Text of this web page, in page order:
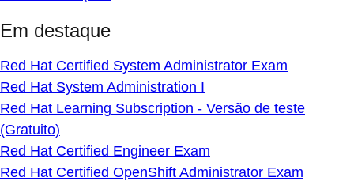
Em destaque
Red Hat Certified System Administrator Exam
Red Hat System Administration I
Red Hat Learning Subscription - Versão de teste
(Gratuito)
Red Hat Certified Engineer Exam
Red Hat Certified OpenShift Administrator Exam